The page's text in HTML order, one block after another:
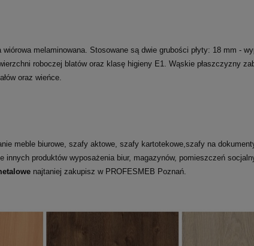
melaminowana. Stosowane są dwie grubości płyty: 18 mm -
roboczej blatów oraz klasę higieny E1. Wąskie płaszczyzny
oraz wieńce.
meble biurowe, szafy aktowe, szafy kartotekowe,szafy na
innych produktów wyposażenia biur, magazynów, pomieszczeń
najtaniej zakupisz w PROFESMEB Poznań.